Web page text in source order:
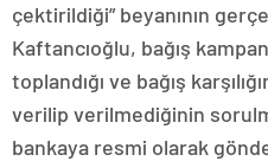
çektirildiği” beyanının
Kaftancıoğlu, bağış
toplandığı ve bağış
verilip verilmediğinin
bankaya resmi olarak